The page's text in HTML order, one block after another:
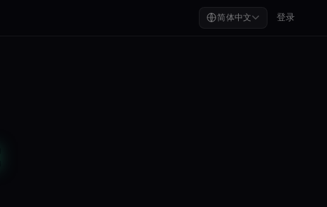
简体中文 登录